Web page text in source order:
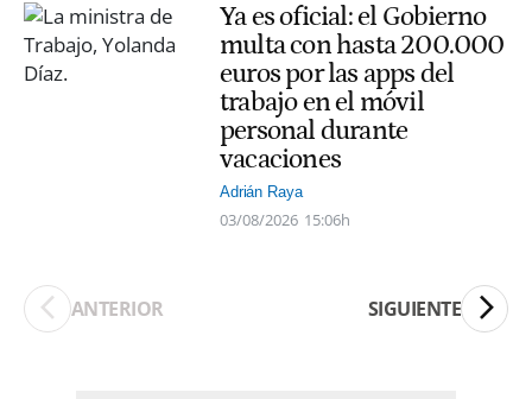
Ya es oficial: el Gobierno
multa con hasta 200.000
euros por las apps del
trabajo en el móvil
personal durante
vacaciones
Adrián Raya
03/08/2026 15:06h
ANTERIOR SIGUIENTE